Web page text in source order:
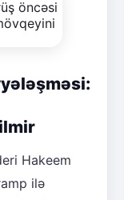
Hakeem
ilə